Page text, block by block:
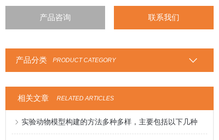
产品咨询 联系我们
产品分类 PRODUCT CATEGORY
相关文章 RELATED ARTICLES
实验动物模型构建的方法多种多样，主要包括以下几种